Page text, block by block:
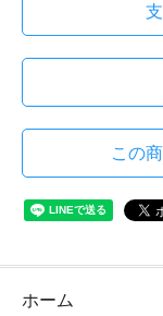
この
ホーム